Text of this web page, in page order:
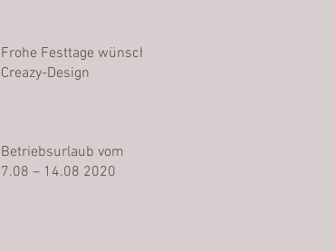
Frohe Festtage wünscht
Creazy-Design
Betriebsurlaub vom
7.08 – 14.08 2020